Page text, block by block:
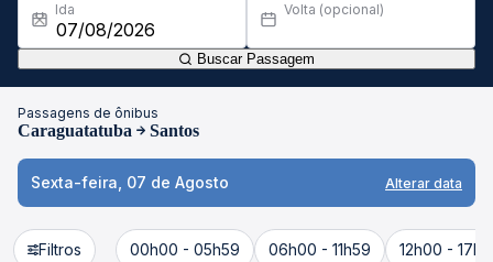
Ida Volta (opcional)
Buscar Passagem
Passagens de ônibus
Caraguatatuba Santos
Sexta-feira, 07 de Agosto Alterar data
Filtros 00h00 - 05h59 06h00 - 11h59 12h00 -